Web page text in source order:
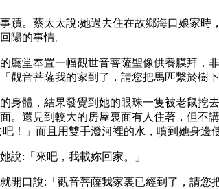
蹟。蔡太太說:她過去住在故鄉海口娘家時
陽的事情。
廳堂奉置一幅觀世音菩薩聖像供養膜拜
觀音菩薩我的家到了，請您把馬匹繫於樹
身體，結果發覺到她的眼珠一隻被老鼠
。還見到較大的房屋裏面有人住著，但
！」而且用雙手潑河裡的水，噴到她身邊
說:「來吧，我載妳回家。」
開口說:「觀音菩薩我家裏已經到了，請您